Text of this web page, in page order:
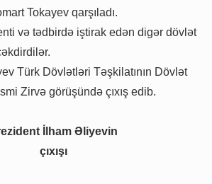
Tokayev qarşıladı.
və tədbirdə iştirak edən digər dövlət
Türk Dövlətləri Təşkilatının Dövlət
Zirvə görüşündə çıxış edib.
İlham Əliyevin
çıxışı